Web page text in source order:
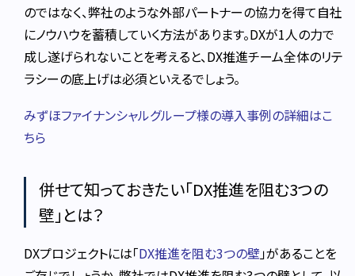
のではなく、弊社のような外部パートナーの協力を得て自社
にノウハウを蓄積していく方法があります。DXが1人の力で
成し遂げられないことを考えると、DX推進チーム全体のリテ
ラシーの底上げは必須といえるでしょう。
みずほファイナンシャルグループ様の導入事例の詳細はこ
ちら
併せて知っておきたい「DX推進を阻む3つの
壁」とは？
DXプロジェクトには「DX推進を阻む3つの壁」があることを